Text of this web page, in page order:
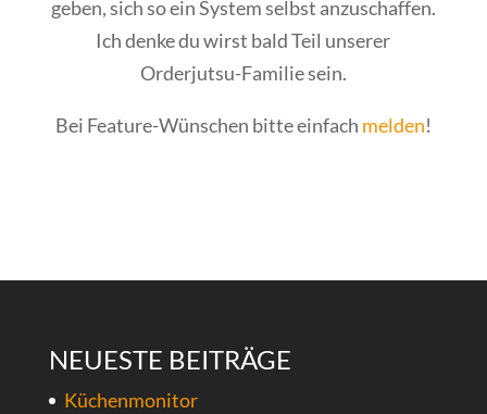
geben, sich so ein System selbst anzuschaffen.
Ich denke du wirst bald Teil unserer
Orderjutsu-Familie sein.
Bei Feature-Wünschen bitte einfach melden!
NEUESTE BEITRÄGE
Küchenmonitor